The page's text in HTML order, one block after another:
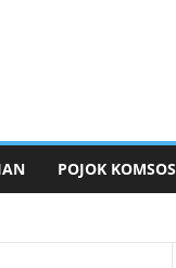
POJOK KOMSOS